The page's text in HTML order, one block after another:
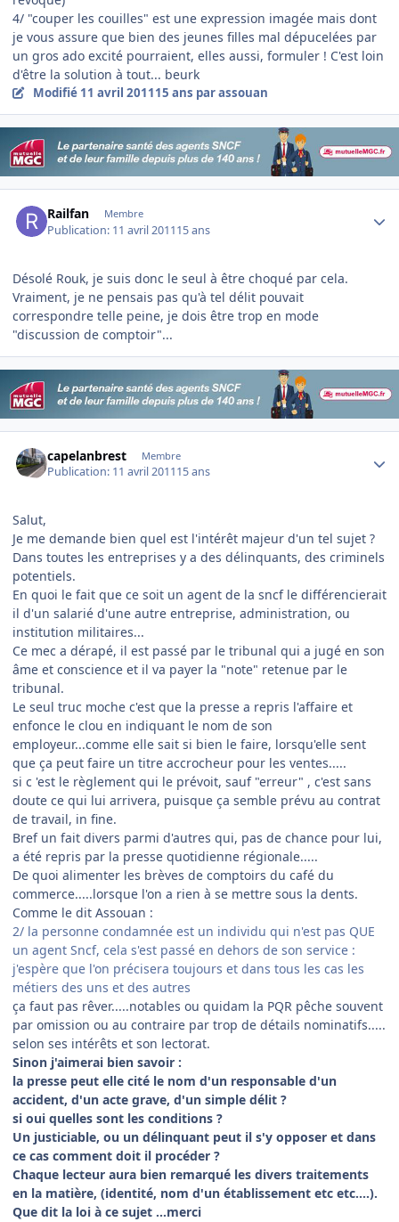
4/ "couper les couilles" est une expression imagée mais dont
je vous assure que bien des jeunes filles mal dépucelées par
un gros ado excité pourraient, elles aussi, formuler ! C'est loin
d'être la solution à tout... beurk
Modifié 11 avril 201115 ans par assouan
Railfan Membre
Publication: 11 avril 201115 ans
Désolé Rouk, je suis donc le seul à être choqué par cela.
Vraiment, je ne pensais pas qu'à tel délit pouvait
correspondre telle peine, je dois être trop en mode
"discussion de comptoir"...
capelanbrest Membre
Publication: 11 avril 201115 ans
Salut,
Je me demande bien quel est l'intérêt majeur d'un tel sujet ?
Dans toutes les entreprises y a des délinquants, des criminels
potentiels.
En quoi le fait que ce soit un agent de la sncf le différencierait
il d'un salarié d'une autre entreprise, administration, ou
institution militaires...
Ce mec a dérapé, il est passé par le tribunal qui a jugé en son
âme et conscience et il va payer la "note" retenue par le
tribunal.
Le seul truc moche c'est que la presse a repris l'affaire et
enfonce le clou en indiquant le nom de son
employeur...comme elle sait si bien le faire, lorsqu'elle sent
que ça peut faire un titre accrocheur pour les ventes.....
si c 'est le règlement qui le prévoit, sauf "erreur" , c'est sans
doute ce qui lui arrivera, puisque ça semble prévu au contrat
de travail, in fine.
Bref un fait divers parmi d'autres qui, pas de chance pour lui,
a été repris par la presse quotidienne régionale.....
De quoi alimenter les brèves de comptoirs du café du
commerce.....lorsque l'on a rien à se mettre sous la dents.
Comme le dit Assouan :
2/ la personne condamnée est un individu qui n'est pas QUE
un agent Sncf, cela s'est passé en dehors de son service :
j'espère que l'on précisera toujours et dans tous les cas les
métiers des uns et des autres
ça faut pas rêver.....notables ou quidam la PQR pêche souvent
par omission ou au contraire par trop de détails nominatifs.....
selon ses intérêts et son lectorat.
Sinon j'aimerai bien savoir :
la presse peut elle cité le nom d'un responsable d'un
accident, d'un acte grave, d'un simple délit ?
si oui quelles sont les conditions ?
Un justiciable, ou un délinquant peut il s'y opposer et dans
ce cas comment doit il procéder ?
Chaque lecteur aura bien remarqué les divers traitements
en la matière, (identité, nom d'un établissement etc etc....).
Que dit la loi à ce sujet ...merci